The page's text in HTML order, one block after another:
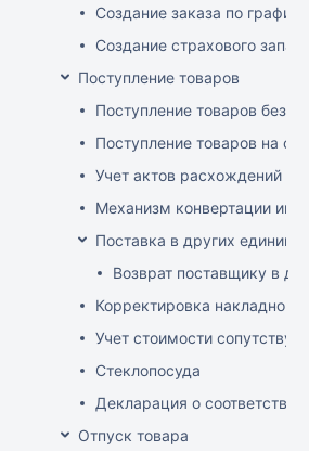
Создание заказа по графику
Создание страхового запаса
Поступление товаров
Поступление товаров без
Поступление товаров на
Учет актов расхождений
Механизм конвертации
Поставка в других единицах
Возврат поставщику в
Корректировка накладной
Учет стоимости
Стеклопосуда
Декларация о соответствии
Отпуск товара